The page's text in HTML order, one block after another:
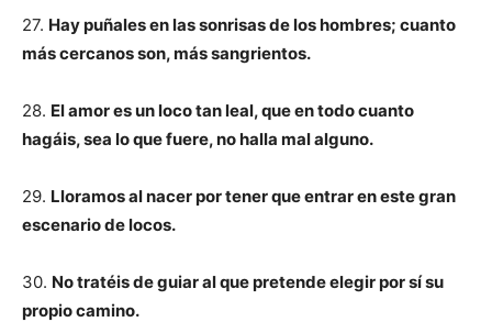
27. Hay puñales en las sonrisas de los hombres; cuanto
más cercanos son, más sangrientos.
28. El amor es un loco tan leal, que en todo cuanto
hagáis, sea lo que fuere, no halla mal alguno.
29. Lloramos al nacer por tener que entrar en este gran
escenario de locos.
30. No tratéis de guiar al que pretende elegir por sí su
propio camino.